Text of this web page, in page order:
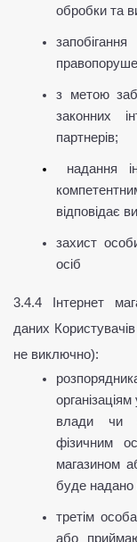
обробки та
з метою
законних
партнерів;
надання
відповідає
захист
осіб
3.4.4 Інтернет
даних
не виключно):
влади чи
фізичним
магазином
буде надано
третім
або